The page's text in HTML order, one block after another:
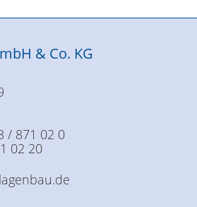
& Co. KG
/ 871 02 0
02 20